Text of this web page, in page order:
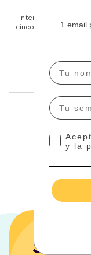
Internacionales y
cinco libros de
Se
1 email
y la